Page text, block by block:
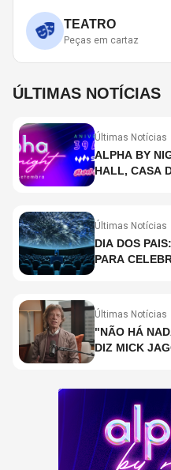
TEATRO
Peças em cartaz
ÚLTIMAS NOTÍCIAS
Últimas Notícias
ALPHA BY
HALL, CASA
Últimas Notícias
DIA DOS
PARA
Últimas Notícias
"NÃO HÁ
DIZ MICK